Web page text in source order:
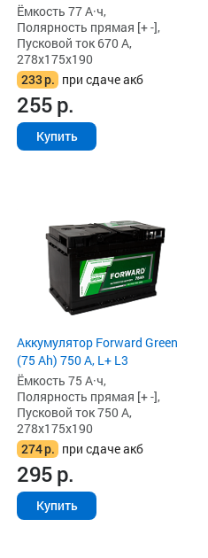
Ёмкость 77 А·ч,
Полярность прямая [+ -],
Пусковой ток 670 А,
278x175x190
233р. при сдаче акб
255р.
Купить
Аккумулятор Forward Green
(75 Ah) 750 А, L+ L3
Ёмкость 75 А·ч,
Полярность прямая [+ -],
Пусковой ток 750 А,
278x175x190
274р. при сдаче акб
295р.
Купить